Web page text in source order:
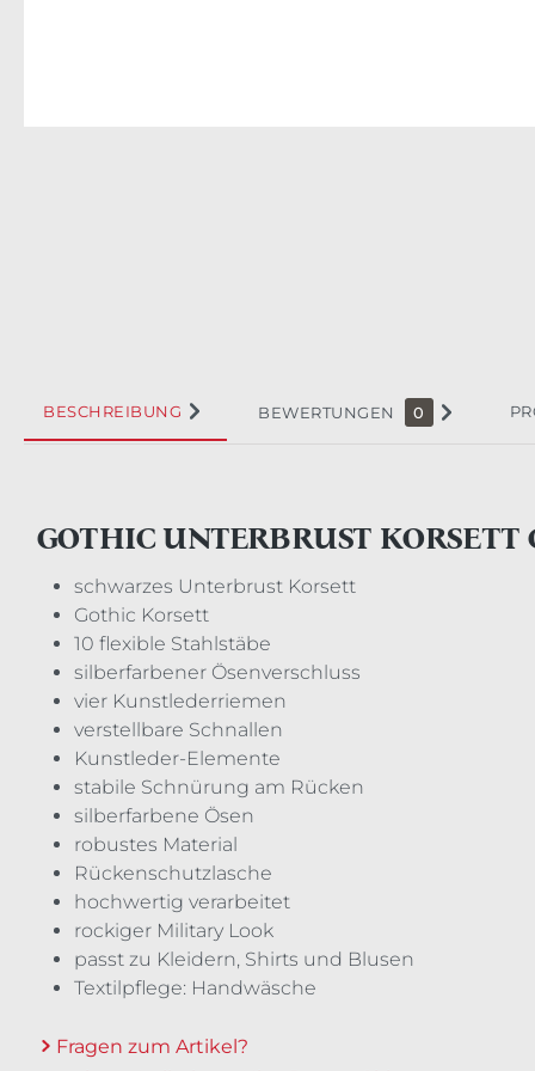
BESCHREIBUNG BEWERTUNGEN 0
GOTHIC UNTERBRUST
schwarzes Unterbrust Korsett
Gothic Korsett
10 flexible Stahlstäbe
silberfarbener Ösenverschluss
vier Kunstlederriemen
verstellbare Schnallen
Kunstleder-Elemente
stabile Schnürung am Rücken
silberfarbene Ösen
robustes Material
Rückenschutzlasche
hochwertig verarbeitet
rockiger Military Look
passt zu Kleidern, Shirts und Blusen
Textilpflege: Handwäsche
Fragen zum Artikel?